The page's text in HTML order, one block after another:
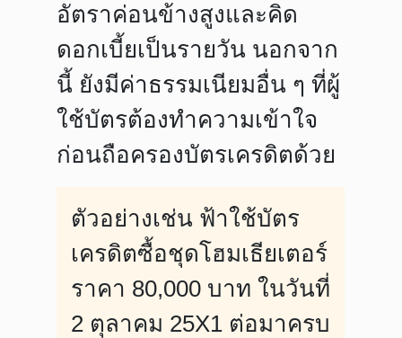
อัตราค่อนข้างสูงและคิด
ดอกเบี้ยเป็นรายวัน นอกจาก
นี้ ยังมีค่าธรรมเนียมอื่น ๆ ที่ผู้
ใช้บัตรต้องทำความเข้าใจ
ก่อนถือครองบัตรเครดิตด้วย
ตัวอย่างเช่น ฟ้าใช้บัตร
เครดิตซื้อชุดโฮมเธียเตอร์
ราคา 80,000 บาท ในวันที่
2 ตุลาคม 25X1 ต่อมาครบ